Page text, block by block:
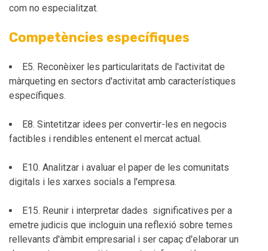
com no especialitzat.
Competències específiques
E5. Reconèixer les particularitats de l'activitat de
màrqueting en sectors d'activitat amb característiques
específiques.
E8. Sintetitzar idees per convertir-les en negocis
factibles i rendibles entenent el mercat actual.
E10. Analitzar i avaluar el paper de les comunitats
digitals i les xarxes socials a l'empresa.
E15. Reunir i interpretar dades significatives per a
emetre judicis que incloguin una reflexió sobre temes
rellevants d'àmbit empresarial i ser capaç d'elaborar un